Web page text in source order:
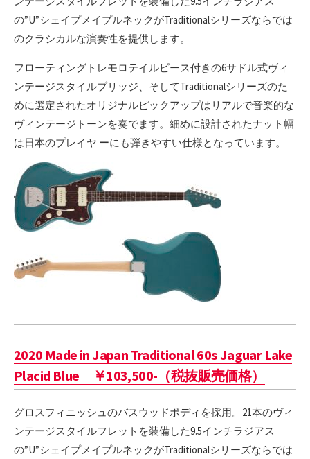
の”U”シェイプメイプルネックがTraditionalシリーズならでは
のクラシカルな演奏性を提供します。
フローティングトレモロテイルピース付きの6サドル式ヴィ
ンテージスタイルブリッジ、そしてTraditionalシリーズのた
めに選定されたオリジナルピックアップはリアルで音楽的な
ヴィンテージトーンを奏でます。細めに設計されたナット幅
は日本のプレイヤ ーにも弾きやすい仕様となっています。
2020 Made in Japan Traditional 60s Jaguar Lake
Placid Blue ￥103,500-（税抜販売価格）
グロスフィニッシュのバスウッドボディを採用。21本のヴィ
ンテージスタイルフレットを装備した9.5インチラジアス
の”U”シェイプメイプルネックがTraditionalシリーズならでは